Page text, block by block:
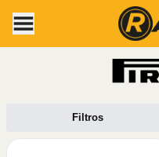
Filtros